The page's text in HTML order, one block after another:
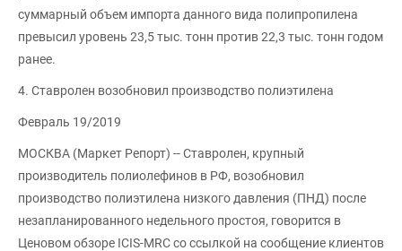
суммарный объем импорта данного вида полипропилена
превысил уровень 23,5 тыс. тонн против 22,3 тыс. тонн годом
ранее.
4. Ставролен возобновил производство полиэтилена
Февраль 19/2019
МОСКВА (Маркет Репорт) -- Ставролен, крупный
производитель полиолефинов в РФ, возобновил
производство полиэтилена низкого давления (ПНД) после
незапланированного недельного простоя, говорится в
Ценовом обзоре ICIS-MRC со ссылкой на сообщение клиентов